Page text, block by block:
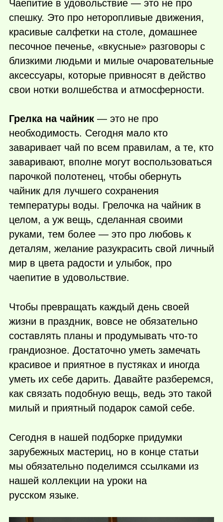
Чаепитие в удовольствие — это не про
спешку. Это про неторопливые движения,
красивые салфетки на столе, домашнее
песочное печенье, «вкусные» разговоры с
близкими людьми и милые очаровательные
аксессуары, которые привносят в действо
свои нотки волшебства и атмосферности.
Грелка на чайник — это не про
необходимость. Сегодня мало кто
заваривает чай по всем правилам, а те, кто
заваривают, вполне могут воспользоваться
парочкой полотенец, чтобы обернуть
чайник для лучшего сохранения
температуры воды. Грелочка на чайник в
целом, а уж вещь, сделанная своими
руками, тем более — это про любовь к
деталям, желание разукрасить свой личный
мир в цвета радости и улыбок, про
чаепитие в удовольствие.
Чтобы превращать каждый день своей
жизни в праздник, вовсе не обязательно
составлять планы и продумывать что-то
грандиозное. Достаточно уметь замечать
красивое и приятное в пустяках и иногда
уметь их себе дарить. Давайте разберемся,
как связать подобную вещь, ведь это такой
милый и приятный подарок самой себе.
Сегодня в нашей подборке придумки
зарубежных мастериц, но в конце статьи
мы обязательно поделимся ссылками из
нашей коллекции на уроки на
русском языке.